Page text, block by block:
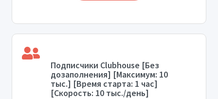
Подписчики Clubhouse [Без
дозаполнения] [Максимум: 10
тыс.] [Время старта: 1 час]
[Скорость: 10 тыс./день]